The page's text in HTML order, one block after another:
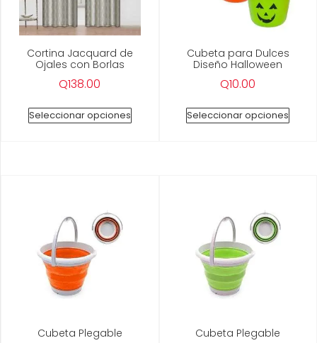
Cortina Jacquard de
Ojales con Borlas
Q138.00
Seleccionar opciones
Cubeta para Dulces
Diseño Halloween
Q10.00
Seleccionar opciones
Cubeta Plegable Cubeta Plegable